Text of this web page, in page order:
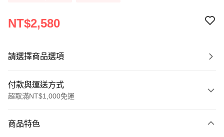
NT$2,580
請選擇商品選項
付款與運送方式
超取滿NT$1,000免運
信用卡一次付款
商品特色